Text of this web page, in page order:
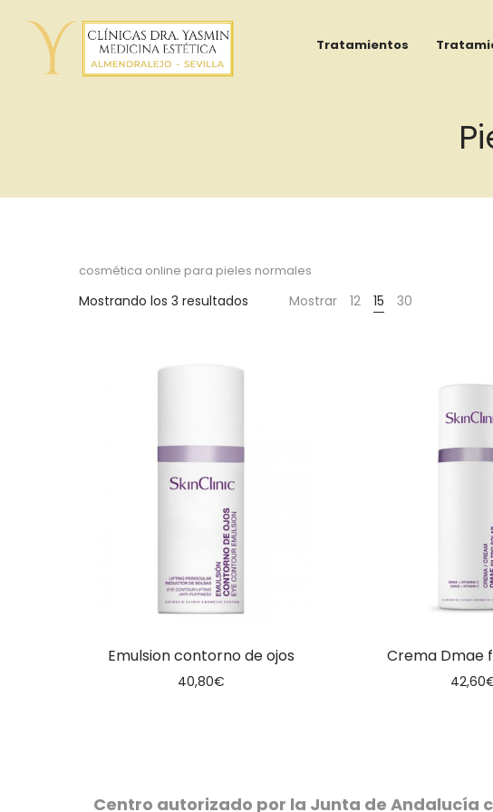
Tratamientos
cosmética online para pieles normales
Mostrando los 3 resultados OrdenadoMostrar 12 15 30
Emulsion contorno de ojos
40,80€
Crema Dmae
42,60
Centro autorizado por la Junta de Andalucía